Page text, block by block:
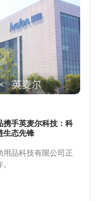
携手英麦尔科技：科
生态先锋
用品科技有限公司正